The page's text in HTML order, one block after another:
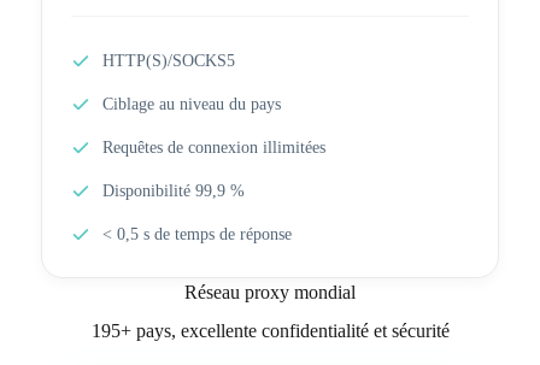
HTTP(S)/SOCKS5
Ciblage au niveau du pays
Requêtes de connexion illimitées
Disponibilité 99,9 %
< 0,5 s de temps de réponse
Réseau proxy mondial
195+ pays, excellente confidentialité et sécurité